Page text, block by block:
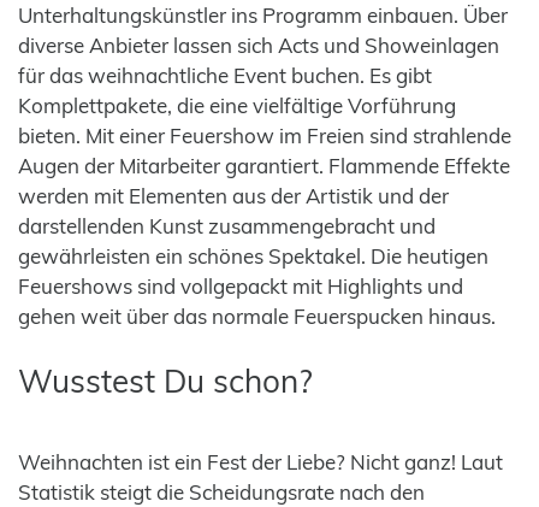
Unterhaltungskünstler ins Programm einbauen. Über
diverse Anbieter lassen sich Acts und Showeinlagen
für das weihnachtliche Event buchen. Es gibt
Komplettpakete, die eine vielfältige Vorführung
bieten. Mit einer Feuershow im Freien sind strahlende
Augen der Mitarbeiter garantiert. Flammende Effekte
werden mit Elementen aus der Artistik und der
darstellenden Kunst zusammengebracht und
gewährleisten ein schönes Spektakel. Die heutigen
Feuershows sind vollgepackt mit Highlights und
gehen weit über das normale Feuerspucken hinaus.
Wusstest Du schon?
Weihnachten ist ein Fest der Liebe? Nicht ganz! Laut
Statistik steigt die Scheidungsrate nach den